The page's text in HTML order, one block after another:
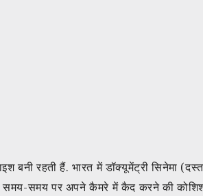
बनी रहती हैं. भारत में डॉक्यूमेंट्री सिनेमा
समय-समय पर अपने कैमरे में कैद करने की